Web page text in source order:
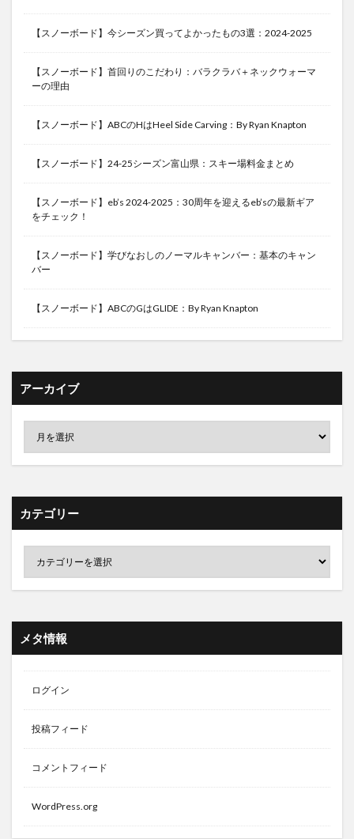
【スノーボード】今シーズン買ってよかったもの3選：2024-2025
【スノーボード】首回りのこだわり：バラクラバ＋ネックウォーマ
ーの理由
【スノーボード】ABCのHはHeel Side Carving：By Ryan Knapton
【スノーボード】24-25シーズン富山県：スキー場料金まとめ
【スノーボード】eb’s 2024-2025：30周年を迎えるeb’sの最新ギア
をチェック！
【スノーボード】学びなおしのノーマルキャンバー：基本のキャン
バー
【スノーボード】ABCのGはGLIDE：By Ryan Knapton
アーカイブ
カテゴリー
メタ情報
ログイン
投稿フィード
コメントフィード
WordPress.org